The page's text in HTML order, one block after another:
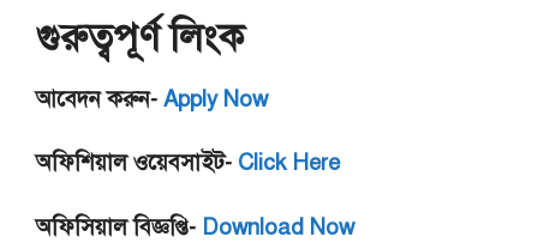
গুরুত্বপূর্ণ লিংক
আবেদন করুন- Apply Now
অফিশিয়াল ওয়েবসাইট- Click Here
অফিসিয়াল বিজ্ঞপ্তি- Download Now